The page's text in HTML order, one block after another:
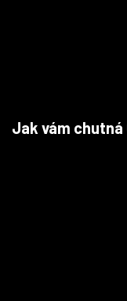
Jak vám chutná